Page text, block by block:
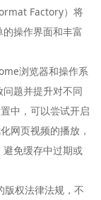
Factory）将
操作界面和丰富
浏览器和操作系
题并提升对不同
中，可以尝试开启
网页视频的播放，
免缓存中过期或
版权法律法规，不